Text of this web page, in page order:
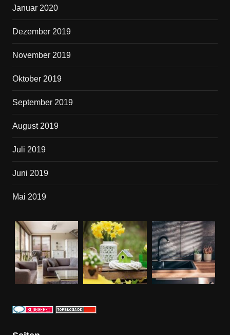
Januar 2020
Dezember 2019
November 2019
Oktober 2019
September 2019
August 2019
Juli 2019
Juni 2019
Mai 2019